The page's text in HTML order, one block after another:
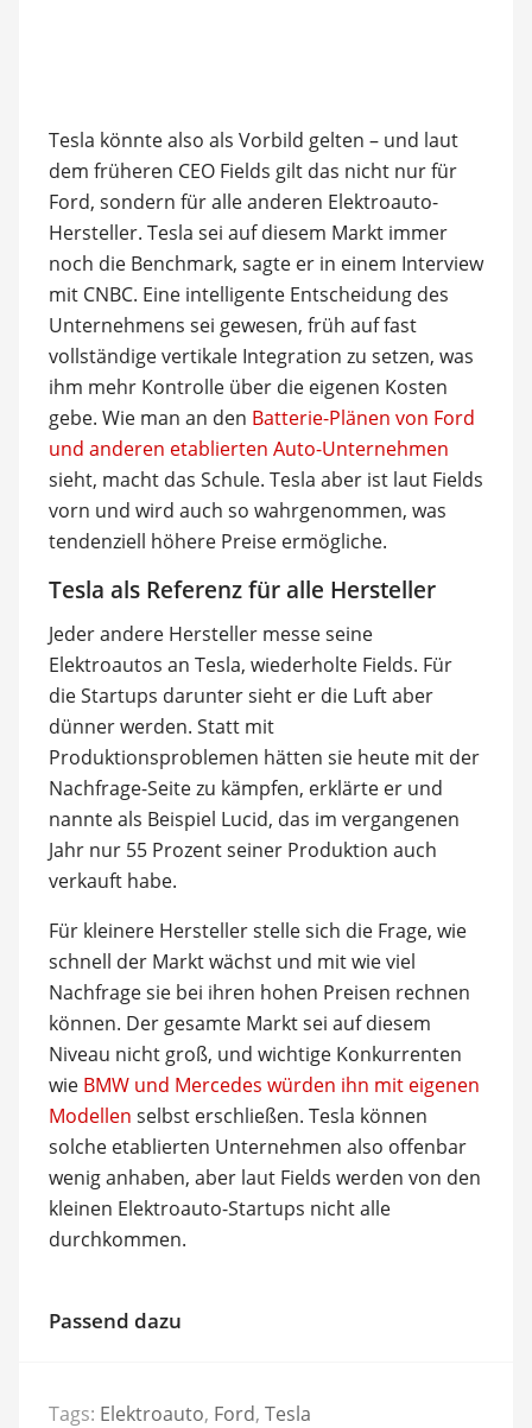
Tesla könnte also als Vorbild gelten – und laut
dem früheren CEO Fields gilt das nicht nur für
Ford, sondern für alle anderen Elektroauto-
Hersteller. Tesla sei auf diesem Markt immer
noch die Benchmark, sagte er in einem Interview
mit CNBC. Eine intelligente Entscheidung des
Unternehmens sei gewesen, früh auf fast
vollständige vertikale Integration zu setzen, was
ihm mehr Kontrolle über die eigenen Kosten
gebe. Wie man an den Batterie-Plänen von Ford
und anderen etablierten Auto-Unternehmen
sieht, macht das Schule. Tesla aber ist laut Fields
vorn und wird auch so wahrgenommen, was
tendenziell höhere Preise ermögliche.
Tesla als Referenz für alle Hersteller
Jeder andere Hersteller messe seine
Elektroautos an Tesla, wiederholte Fields. Für
die Startups darunter sieht er die Luft aber
dünner werden. Statt mit
Produktionsproblemen hätten sie heute mit der
Nachfrage-Seite zu kämpfen, erklärte er und
nannte als Beispiel Lucid, das im vergangenen
Jahr nur 55 Prozent seiner Produktion auch
verkauft habe.
Für kleinere Hersteller stelle sich die Frage, wie
schnell der Markt wächst und mit wie viel
Nachfrage sie bei ihren hohen Preisen rechnen
können. Der gesamte Markt sei auf diesem
Niveau nicht groß, und wichtige Konkurrenten
wie BMW und Mercedes würden ihn mit eigenen
Modellen selbst erschließen. Tesla können
solche etablierten Unternehmen also offenbar
wenig anhaben, aber laut Fields werden von den
kleinen Elektroauto-Startups nicht alle
durchkommen.
Passend dazu
Tags: Elektroauto, Ford, Tesla